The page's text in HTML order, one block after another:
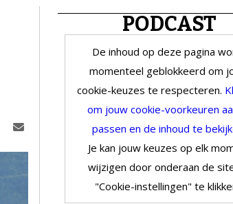
PODCAST
De inhoud op deze pagina
momenteel geblokkeerd om
cookie-keuzes te respecteren.
om jouw cookie-voorkeuren
passen en de inhoud te
Je kan jouw keuzes op elk
wijzigen door onderaan de
"Cookie-instellingen" te